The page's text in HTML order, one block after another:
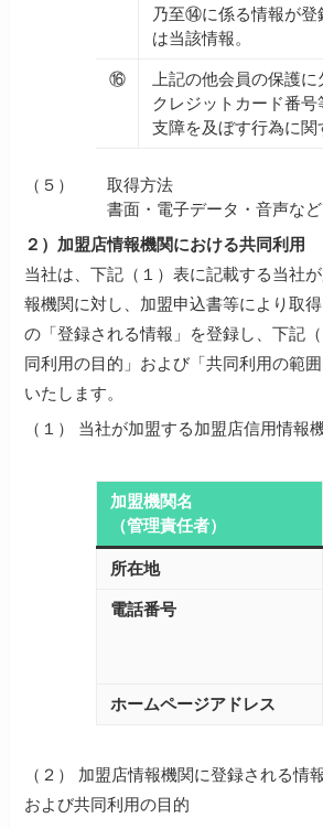
乃至⑭に係る情報が登
は当該情報。
⑯
上記の他会員の保護
クレジットカード番
支障を及ぼす行為に関
（５）
取得方法
書面・電子データ・音声など
２）加盟店情報機関における共同利用
当社は、下記（１）表に記載する当社
報機関に対し、加盟申込書等により取
の「登録される情報」を登録し、下記
同利用の目的」および「共同利用の範
いたします。
（１） 当社が加盟する加盟店信用情報
加盟機関名
（管理責任者）
所在地
電話番号
ホームページアドレス
（２） 加盟店情報機関に登録される情
および共同利用の目的